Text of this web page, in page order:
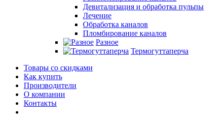
Девитализация и обработка пульпы
Лечение
Обработка каналов
Пломбирование каналов
Разное
Термогуттаперча
Товары со скидками
Как купить
Производители
О компании
Контакты